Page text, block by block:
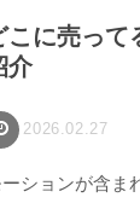
に売って
介
2026.02.27
ションが含ま